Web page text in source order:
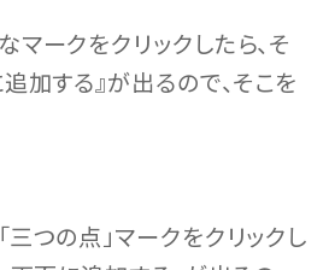
ークをクリックしたら、そ
加する』が出るので、そこを
つの点」マークをクリックし